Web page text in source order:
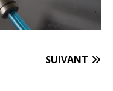
SUIVANT